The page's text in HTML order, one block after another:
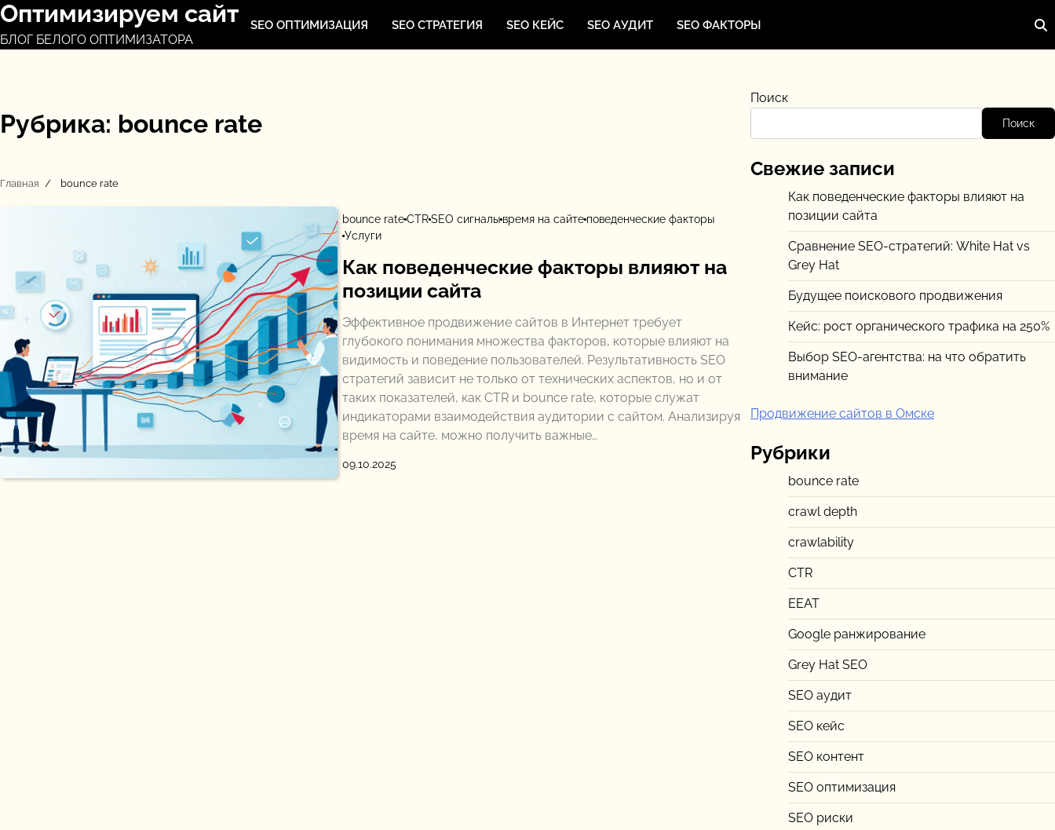
Перейти
содержимому
Оптимизируем сайт
БЛОГ БЕЛОГО ОПТИМИЗАТОРА
SEO ОПТИМИЗАЦИЯ SEO СТРАТЕГИЯ SEO КЕЙС SEO АУДИТ SEO ФАКТОРЫ
Рубрика: bounce rate
Главная bounce rate
bounce rateCTRSEO сигналы время на сайте поведенческие факторы
Услуги
Как поведенческие факторы влияют на
позиции сайта
Эффективное продвижение сайтов в Интернет требует
глубокого понимания множества факторов, которые влияют на
видимость и поведение пользователей. Результативность SEO
стратегий зависит не только от технических аспектов, но и от
таких показателей, как CTR и bounce rate, которые служат
индикаторами взаимодействия аудитории с сайтом. Анализируя
время на сайте, можно получить важные…
09.10.2025
Поиск
Поиск
Свежие записи
Как поведенческие факторы влияют на
позиции сайта
Сравнение SEO-стратегий: White Hat vs
Grey Hat
Будущее поискового продвижения
Кейс: рост органического трафика на 250%
Выбор SEO-агентства: на что обратить
внимание
Продвижение сайтов в Омске
Рубрики
bounce rate
crawl depth
crawlability
CTR
EEAT
Google ранжирование
Grey Hat SEO
SEO аудит
SEO кейс
SEO контент
SEO оптимизация
SEO риски